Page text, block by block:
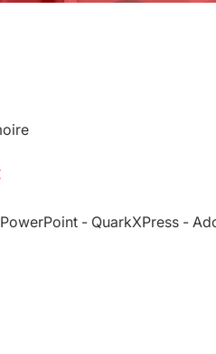
- QuarkXPress -